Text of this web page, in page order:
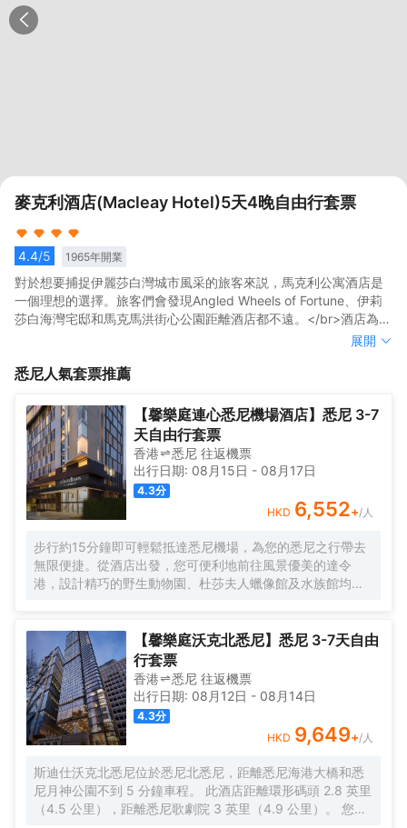
麥克利酒店(Macleay Hotel)5天4晚自由行套票
4.4/5 1965年開業
對於想要捕捉伊麗莎白灣城市風采的旅客來説，馬克利公寓酒店是
一個理想的選擇。旅客們會發現Angled Wheels of Fortune、伊莉
莎白海灣宅邸和馬克馬洪街心公園距離酒店都不遠。</br>酒店為您
在客房內配備了國際長途電話、雨傘和熨衣設備，所有入住的客人
壺，以滿足您的飲水需求。倘若您在忙碌的一天後想在自己的客房
旅客想在自己的房間舒適的用餐，酒店可提供客房服務。若是覺得
酒店的餐飲無法滿足您挑剔的味蕾，附近Harbour Bar and
Kitchen（西餐）的豬肋骨配薯條、Tetsuya's（日本料理）的confit
of ocean trout和Aria Restaurant Sydney（其他西餐）的raw
mooloolaba scallop或許能勾起您的食慾。</br>酒店種類繁多的休
閒設施能為每一位下榻於此的您創造多元化的休閒空間，這其中包
括按摩室和室外泳池。酒店的商務中心將熱情的服務與專業的素質
沙龍。
對於想要捕捉伊麗莎白灣城市風采的旅客來説，馬克利公寓酒店是
莎白海灣宅邸和馬克馬洪街心公園距離酒店都不遠。</br>酒店為您
均可便捷的使用。服務人員會提前為您準備好電熱水壺和咖啡壺/茶
壺，以滿足您的飲水需求。倘若您在忙碌的一天後想在自己的客房
內放鬆，提供24小時熱水和吹風機的客房浴室是不錯的選擇。如果
旅客想在自己的房間舒適的用餐，酒店可提供客房服務。若是覺得
酒店的餐飲無法滿足您挑剔的味蕾，附近Harbour Bar and
Kitchen（西餐）的豬肋骨配薯條、Tetsuya's（日本料理）的confit
of ocean trout和Aria Restaurant Sydney（其他西餐）的raw
閒設施能為每一位下榻於此的您創造多元化的休閒空間，這其中包
括按摩室和室外泳池。酒店的商務中心將熱情的服務與專業的素質
完美地結合在一起。酒店設有理髮美容中心，您可以在這裏做美容
展開
悉尼人氣套票推薦
【馨樂庭連心悉尼機場酒店】悉尼 3-7
天自由行套票
香港 悉尼 往返機票
出行日期: 08月15日 - 08月17日
4.3分
HKD 6,552+/人
步行約15分鐘即可輕鬆抵達悉尼機場，為您的悉尼之行帶去
無限便捷。從酒店出發，您可便利地前往風景優美的達令
港，設計精巧的野生動物園、杜莎夫人蠟像館及水族館均匯
達令港邊，眼觀穿梭於碼頭間的各式船隻，肆意享受愜意的
恬靜時光。 酒店外觀享有前衞的時尚設計感，明亮的玻璃窗
錯落有致地鑲嵌於深色牆身，晚間點亮的暖色燈光仿若為酒
店披上了一件華麗的霓裳，散發出無與倫比的迷人風韻。酒
店內的陳設裝潢以柔和的馬卡龍色系為基調，搭配舒適的休
息區座椅，旨在為您締造“家外之家”的温馨入住體驗。現代化
的客房均獨具匠心設計，兼具優良的私密性與實用性，配備
空調、液晶電視機、熨衣設施及精緻的傢俱，並設有伴您安
享酣暢睡眠的優質床品。 寬敞明麗的酒吧裝潢考究，由天賦
異稟的調酒師為您精心調製各式經典雞尾酒，當色香味美的
特色小食邂逅芳醇沁人的美酒佳釀，助您度過嫻靜的午後時
【馨樂庭沃克北悉尼】悉尼 3-7天自由
行套票
香港 悉尼 往返機票
出行日期: 08月12日 - 08月14日
4.3分
HKD 9,649+/人
斯迪仕沃克北悉尼位於悉尼北悉尼，距離悉尼海港大橋和悉
尼月神公園不到 5 分鐘車程。 此酒店距離環形碼頭 2.8 英里
（4.5 公里），距離悉尼歌劇院 3 英里（4.9 公里）。 您可